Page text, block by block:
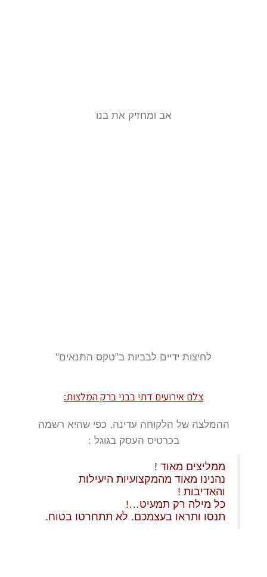
אב ומחזיק את בנו
לחיצות ידיים לבביות ב"טקס התנאים"
צלם אירועים דתי בבני ברק המלצות:
ההמלצה של הלקוחה עדינה, כפי שהיא רשמה
בכרטיס העסק בגוגל :
ממליצים מאוד !
נהנינו מאוד מהמקצועיות היעילות
והאדיבות !
כל מילה רק תמעיט…!
תנסו ותראו בעצמכם. לא תתחרטו בטוח.